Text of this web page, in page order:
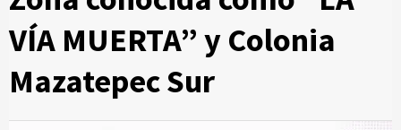
VÍA MUERTA” y Colonia
Mazatepec Sur